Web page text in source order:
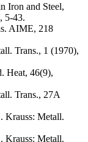
Iron and Steel,
5-43.
AIME, 218
Trans., 1 (1970),
Heat, 46(9),
Trans., 27A
Krauss: Metall.
Krauss: Metall.